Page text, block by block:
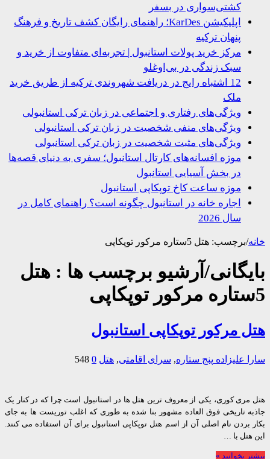
کشتی‌سواری در بسفر
اپلیکیشن KarDes؛ راهنمای رایگان کشف تاریخ و فرهنگ
پنهان ترکیه
مرکز خرید پولات استانبول | تجربه‌ای متفاوت از خرید و
سبک زندگی در بی‌اوغلو
12 اشتباه رایج در دریافت شهروندی ترکیه از طریق خرید
ویژگی‌های رفتاری و اجتماعی در زبان ترکی استانبولی
ویژگی‌های منفی شخصیت در زبان ترکی استانبولی
ویژگی‌های مثبت شخصیت در زبان ترکی استانبولی
موزه افسانه‌های کارتال استانبول؛ سفری به دنیای قصه‌ها
در بخش آسیایی استانبول
موزه ساعت کاخ توپکاپی استانبول
اجاره خانه در استانبول چگونه است؟ راهنمای کامل در
سال 2026
برچسب:هتل 5ستاره مرکور توپکاپی
آرشیو برچسب ها :هتل
مرکور توپکاپی استانبول
علیزادهپنج ستاره,سرای اقامتی,هتل 0
548
کوری، یکی از معروف ترین هتل ها در استانبول است چرا که در کنار یک
تاریخی فوق العاده مشهور بنا شده به طوری که اغلب توریست ها به جای
بردن نام اصلی آن از اسم هتل توپکاپی استانبول برای آن استفاده می کنند.
با …
بخوانید »